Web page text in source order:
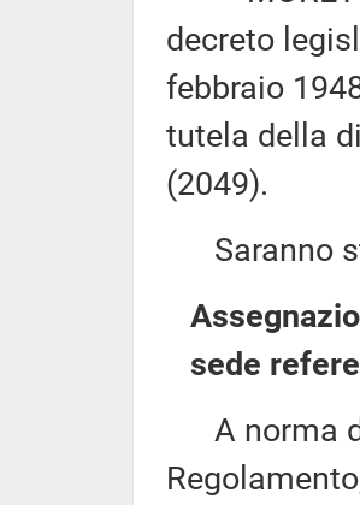
decreto
febbraio
tutela della
(2049).
Saranno
sede
A norma